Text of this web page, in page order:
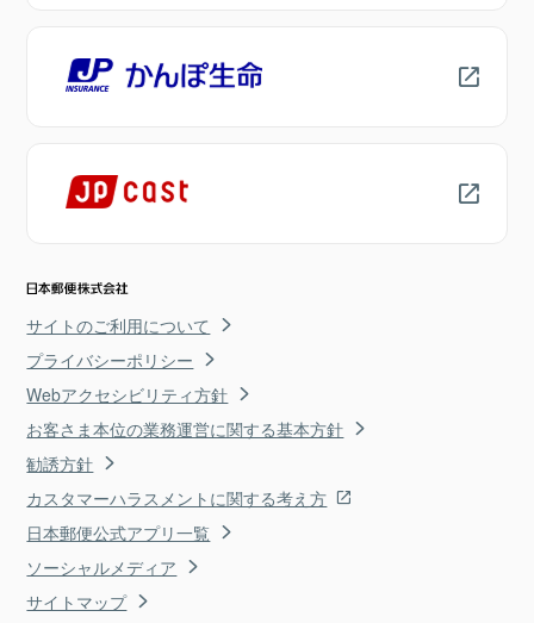
サイトのご利用について
プライバシーポリシー
Webアクセシビリティ方針
お客さま本位の業務運営に関する基本方針
勧誘方針
カスタマーハラスメントに関する考え方
日本郵便公式アプリ一覧
ソーシャルメディア
サイトマップ